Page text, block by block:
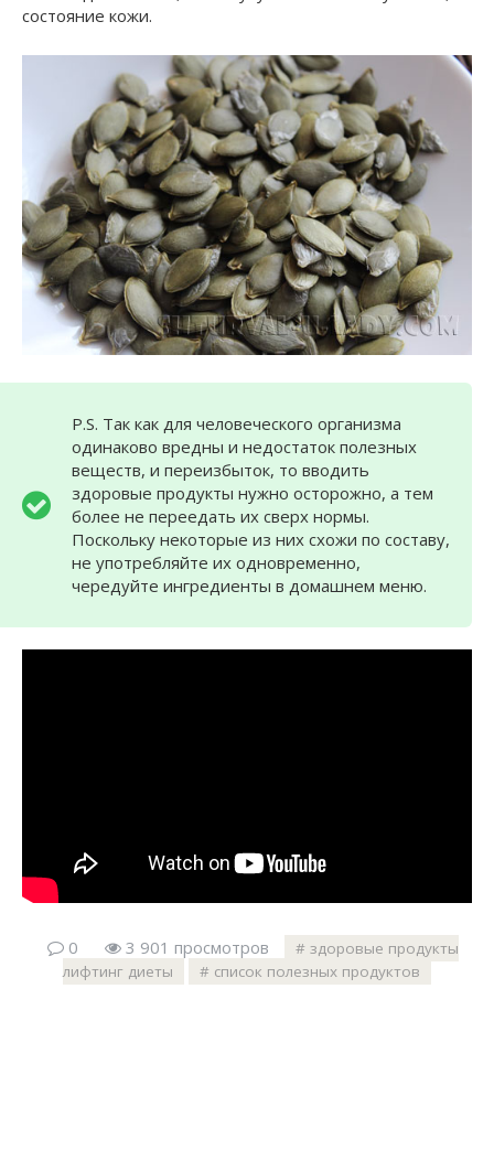
состояние кожи.
P.S. Так как для человеческого организма
одинаково вредны и недостаток полезных
веществ, и переизбыток, то вводить
здоровые продукты нужно осторожно, а тем
более не переедать их сверх нормы.
Поскольку некоторые из них схожи по составу,
не употребляйте их одновременно,
чередуйте ингредиенты в домашнем меню.
0 3 901 просмотров
здоровые продукты
лифтинг диеты
список полезных продуктов